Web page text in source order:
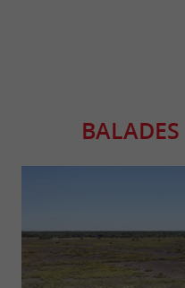
BALADES